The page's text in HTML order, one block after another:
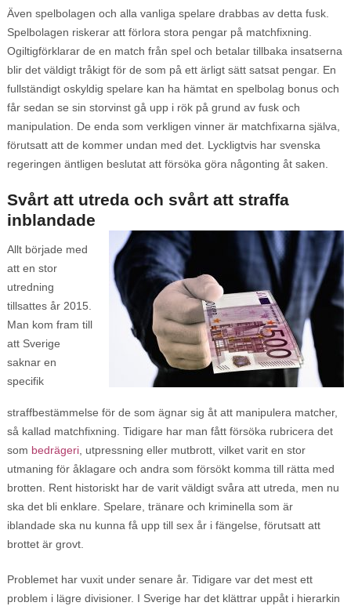
Även spelbolagen och alla vanliga spelare drabbas av detta fusk.
Spelbolagen riskerar att förlora stora pengar på matchfixning.
Ogiltigförklarar de en match från spel och betalar tillbaka insatserna
blir det väldigt tråkigt för de som på ett ärligt sätt satsat pengar. En
fullständigt oskyldig spelare kan ha hämtat en spelbolag bonus och
får sedan se sin storvinst gå upp i rök på grund av fusk och
manipulation. De enda som verkligen vinner är matchfixarna själva,
förutsatt att de kommer undan med det. Lyckligtvis har svenska
regeringen äntligen beslutat att försöka göra någonting åt saken.
Svårt att utreda och svårt att straffa
inblandade
Allt började med
att en stor
utredning
tillsattes år 2015.
Man kom fram till
att Sverige
saknar en
specifik
straffbestämmelse för de som ägnar sig åt att manipulera matcher,
så kallad matchfixning. Tidigare har man fått försöka rubricera det
som bedrägeri, utpressning eller mutbrott, vilket varit en stor
utmaning för åklagare och andra som försökt komma till rätta med
brotten. Rent historiskt har de varit väldigt svåra att utreda, men nu
ska det bli enklare. Spelare, tränare och kriminella som är
iblandade ska nu kunna få upp till sex år i fängelse, förutsatt att
brottet är grovt.
Problemet har vuxit under senare år. Tidigare var det mest ett
problem i lägre divisioner. I Sverige har det klättrar uppåt i hierarkin